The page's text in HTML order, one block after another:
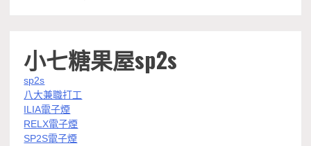
小七糖果屋sp2s
sp2s
八大兼職打工
ILIA電子煙
RELX電子煙
SP2S電子煙